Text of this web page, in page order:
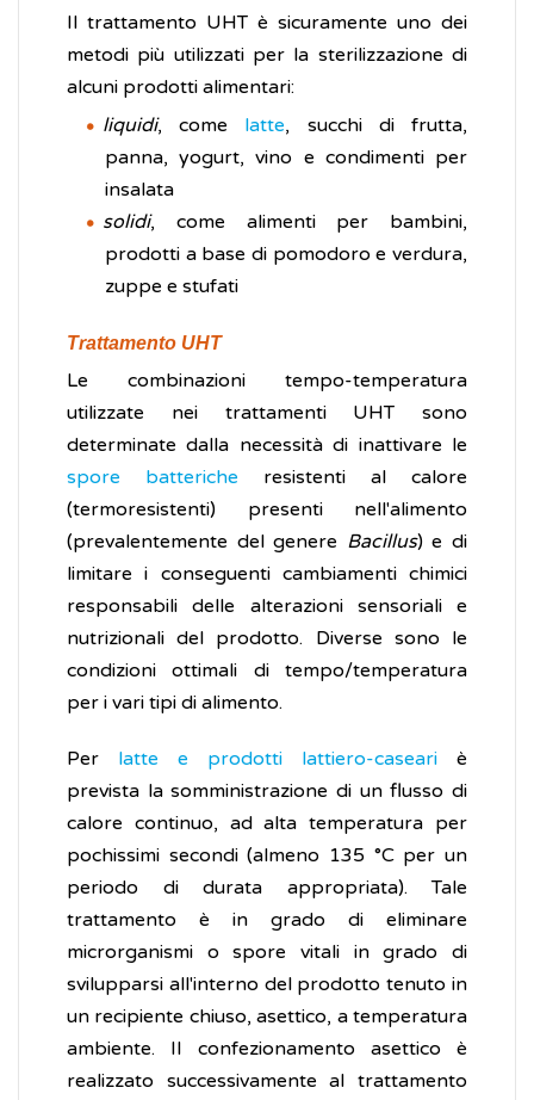
Il trattamento UHT è sicuramente uno dei
metodi più utilizzati per la sterilizzazione di
alcuni prodotti alimentari:
liquidi, come latte, succhi di frutta,
panna, yogurt, vino e condimenti per
insalata
solidi, come alimenti per bambini,
prodotti a base di pomodoro e verdura,
zuppe e stufati
Trattamento UHT
Le combinazioni tempo-temperatura
utilizzate nei trattamenti UHT sono
determinate dalla necessità di inattivare le
spore batteriche resistenti al calore
(termoresistenti) presenti nell'alimento
(prevalentemente del genere Bacillus) e di
limitare i conseguenti cambiamenti chimici
responsabili delle alterazioni sensoriali e
nutrizionali del prodotto. Diverse sono le
condizioni ottimali di tempo/temperatura
per i vari tipi di alimento.
Per latte e prodotti lattiero-caseari è
prevista la somministrazione di un flusso di
calore continuo, ad alta temperatura per
pochissimi secondi (almeno 135 °C per un
periodo di durata appropriata). Tale
trattamento è in grado di eliminare
microrganismi o spore vitali in grado di
svilupparsi all'interno del prodotto tenuto in
un recipiente chiuso, asettico, a temperatura
ambiente. Il confezionamento asettico è
realizzato successivamente al trattamento